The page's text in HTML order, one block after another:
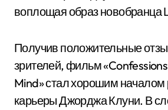
воплощая образ новобранца
Получив положительные
зрителей, фильм
Mind» стал хорошим началом
карьеры Джорджа Клуни. В